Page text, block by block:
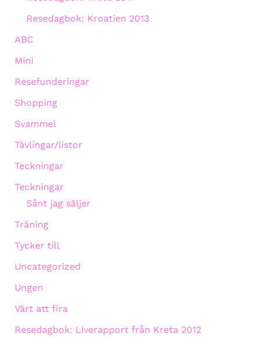
Resedagbok: Kroatien 2013
ABC
Mini
Resefunderingar
Shopping
Svammel
Tävlingar/listor
Teckningar
Teckningar
Sånt jag säljer
Träning
Tycker till
Uncategorized
Ungen
Värt att fira
Resedagbok: Liverapport från Kreta 2012